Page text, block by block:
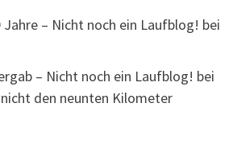
– Nicht noch ein Laufblog! bei
– Nicht noch ein Laufblog! bei
den neunten Kilometer